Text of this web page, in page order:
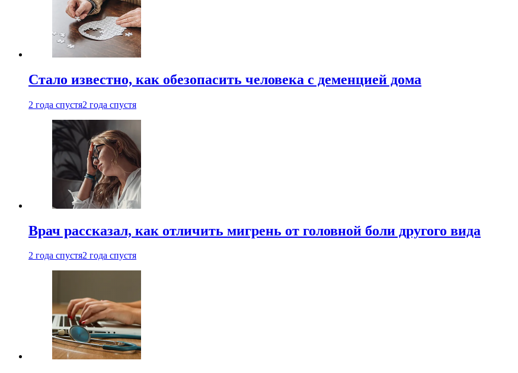
Стало известно, как обезопасить человека с деменцией дома
2 года спустя2 года спустя
Врач рассказал, как отличить мигрень от головной боли другого вида
2 года спустя2 года спустя